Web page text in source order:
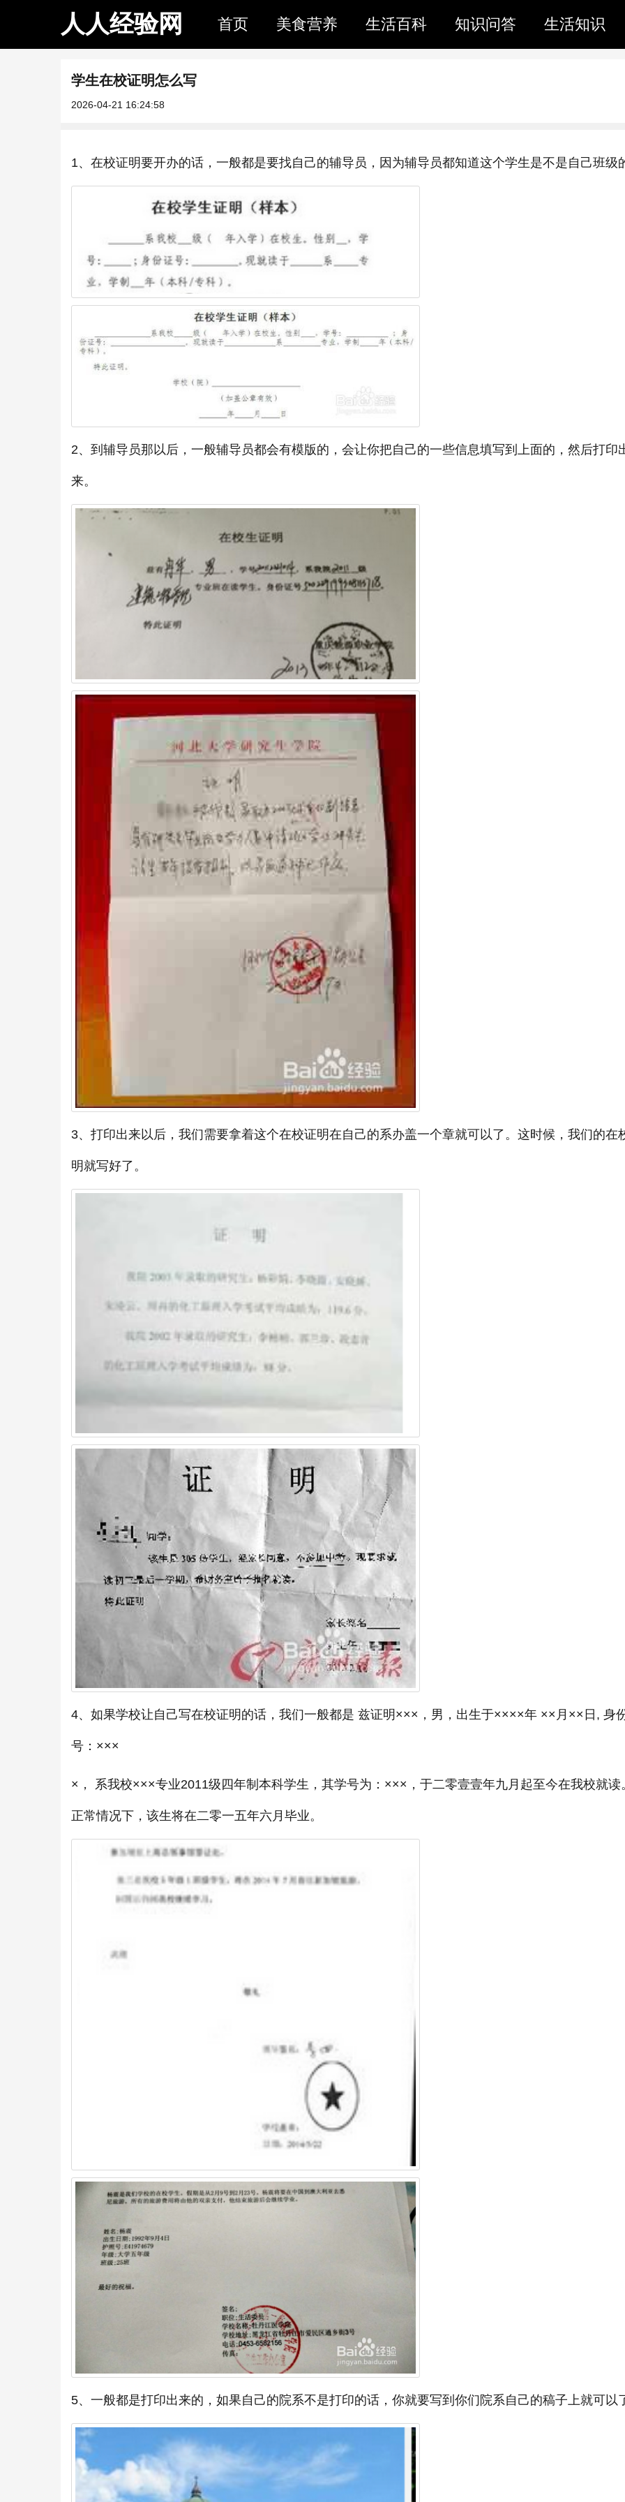
人人经验网 首页 美食营养 生活百科 知识问答 生活知识
学生在校证明怎么写
2026-04-21 16:24:58
1、在校证明要开办的话，一般都是要找自己的辅导员，因为辅导员都知道这个学生是不是自己班级
2、到辅导员那以后，一般辅导员都会有模版的，会让你把自己的一些信息填写到上面的，然后打印
来。
3、打印出来以后，我们需要拿着这个在校证明在自己的系办盖一个章就可以了。这时候，我们的在
明就写好了。
4、如果学校让自己写在校证明的话，我们一般都是 兹证明×××，男，出生于××××年 ××月××日, 身
号：×××
×， 系我校×××专业2011级四年制本科学生，其学号为：×××，于二零壹壹年九月起至今在我校就读
正常情况下，该生将在二零一五年六月毕业。
5、一般都是打印出来的，如果自己的院系不是打印的话，你就要写到你们院系自己的稿子上就可以